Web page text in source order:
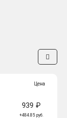
Цена
939 ₽
+484.85 руб.